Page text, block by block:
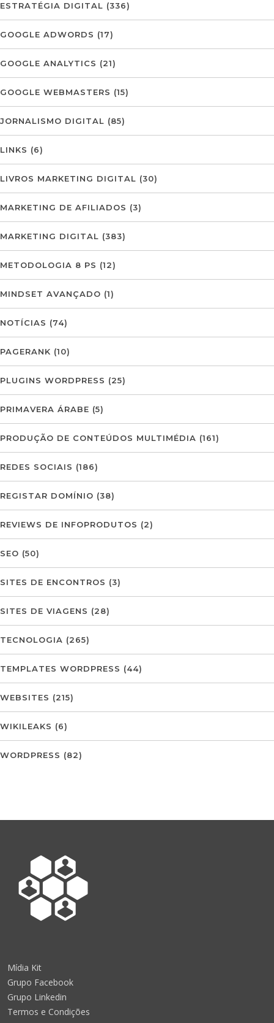
ESTRATÉGIA DIGITAL (336)
GOOGLE ADWORDS (17)
GOOGLE ANALYTICS (21)
GOOGLE WEBMASTERS (15)
JORNALISMO DIGITAL (85)
LINKS (6)
LIVROS MARKETING DIGITAL (30)
MARKETING DE AFILIADOS (3)
MARKETING DIGITAL (383)
METODOLOGIA 8 PS (12)
MINDSET AVANÇADO (1)
NOTÍCIAS (74)
PAGERANK (10)
PLUGINS WORDPRESS (25)
PRIMAVERA ÁRABE (5)
PRODUÇÃO DE CONTEÚDOS MULTIMÉDIA (161)
REDES SOCIAIS (186)
REGISTAR DOMÍNIO (38)
REVIEWS DE INFOPRODUTOS (2)
SEO (50)
SITES DE ENCONTROS (3)
SITES DE VIAGENS (28)
TECNOLOGIA (265)
TEMPLATES WORDPRESS (44)
WEBSITES (215)
WIKILEAKS (6)
WORDPRESS (82)
Mídia Kit
Grupo Facebook
Grupo Linkedin
Termos e Condições